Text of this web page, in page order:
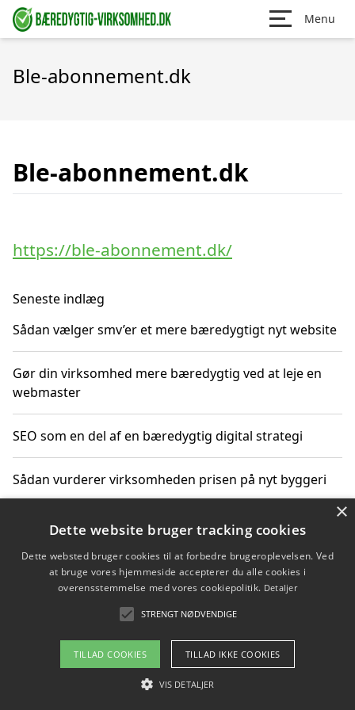
Menu
Ble-abonnement.dk
Ble-abonnement.dk
https://ble-abonnement.dk/
Seneste indlæg
Sådan vælger smv’er et mere bæredygtigt nyt website
Gør din virksomhed mere bæredygtig ved at leje en
webmaster
SEO som en del af en bæredygtig digital strategi
Sådan vurderer virksomheden prisen på nyt byggeri
Sådan får du hjælp til en hjemmeside uden binding
Copyright 2026 - Pilanto Aps
Om / kontakt
Blog Betingelser
×
Dette website bruger tracking cookies
Dette websted bruger cookies til at forbedre brugeroplevelsen. Ved
at bruge vores hjemmeside accepterer du alle cookies i
overensstemmelse med vores cookiepolitik. Detaljer
STRENGT NØDVENDIGE
TILLAD COOKIES TILLAD IKKE COOKIES
VIS DETALJER